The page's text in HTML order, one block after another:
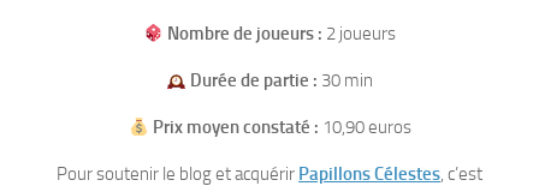
Nombre de joueurs : 2 joueurs
Durée de partie : 30 min
Prix moyen constaté : 10,90 euros
Pour soutenir le blog et acquérir Papillons Célestes, c’est